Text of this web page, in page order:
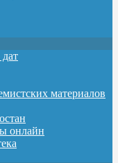
материалов
онлайн